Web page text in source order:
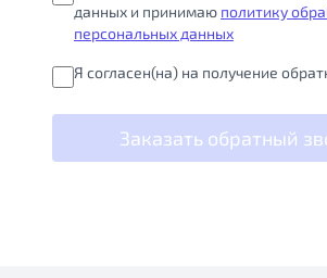
данных и принимаю политику
персональных данных
Я согласен(на) на получение
Заказать обратный